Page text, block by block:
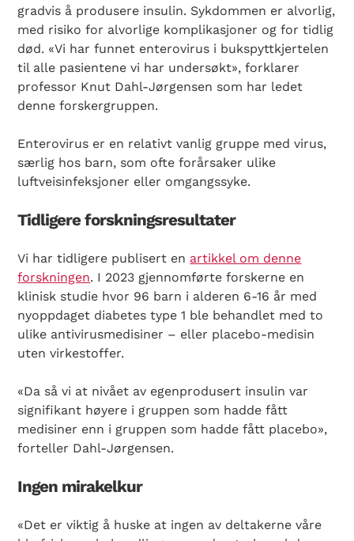
gradvis å produsere insulin. Sykdommen er alvorlig,
med risiko for alvorlige komplikasjoner og for tidlig
død. «Vi har funnet enterovirus i bukspyttkjertelen
til alle pasientene vi har undersøkt», forklarer
professor Knut Dahl-Jørgensen som har ledet
denne forskergruppen.
Enterovirus er en relativt vanlig gruppe med virus,
særlig hos barn, som ofte forårsaker ulike
luftveisinfeksjoner eller omgangssyke.
Tidligere forskningsresultater
Vi har tidligere publisert en artikkel om denne
forskningen. I 2023 gjennomførte forskerne en
klinisk studie hvor 96 barn i alderen 6-16 år med
nyoppdaget diabetes type 1 ble behandlet med to
ulike antivirusmedisiner – eller placebo-medisin
uten virkestoffer.
«Da så vi at nivået av egenprodusert insulin var
signifikant høyere i gruppen som hadde fått
medisiner enn i gruppen som hadde fått placebo»,
forteller Dahl-Jørgensen.
Ingen mirakelkur
«Det er viktig å huske at ingen av deltakerne våre